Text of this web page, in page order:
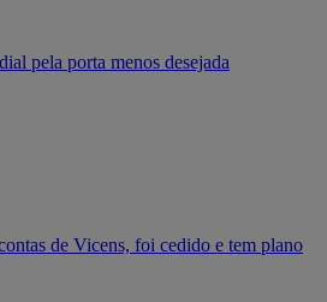
pela porta menos desejada
de Vicens, foi cedido e tem plano